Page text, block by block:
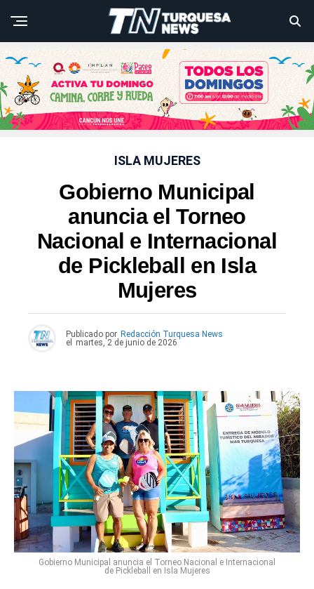
ISLA MUJERES
Gobierno Municipal
anuncia el Torneo
Nacional e Internacional
de Pickleball en Isla
Mujeres
Publicado por Redacción Turquesa News
el
martes, 2 de junio de 2026
Gobierno Municipal anuncia el Torneo Nacional e Internacional
de Pickleball en Isla Mujeres